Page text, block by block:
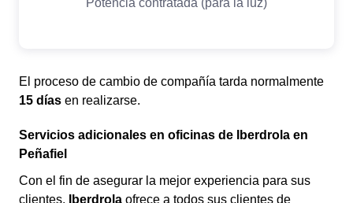
El proceso de cambio de compañía tarda normalmente
15 días en realizarse.
Servicios adicionales en oficinas de Iberdrola en
Peñafiel
Con el fin de asegurar la mejor experiencia para sus
clientes,
Iberdrola ofrece a todos sus clientes de